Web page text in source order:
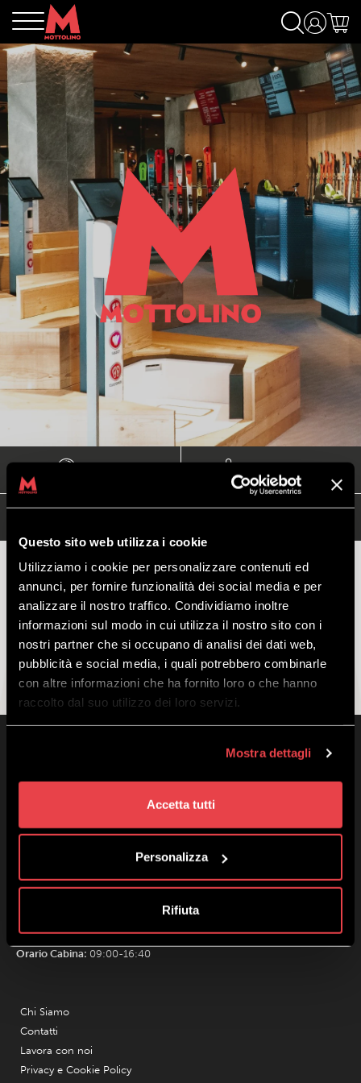
Questo sito web utilizza i cookie
Utilizziamo i cookie per personalizzare contenuti ed
annunci, per fornire funzionalità dei social media e per
analizzare il nostro traffico. Condividiamo inoltre
informazioni sul modo in cui utilizza il nostro sito con i
nostri partner che si occupano di analisi dei dati web,
pubblicità e social media, i quali potrebbero combinarle
con altre informazioni che ha fornito loro o che hanno
raccolto dal suo utilizzo dei loro servizi.
Mostra dettagli
Accetta tutti
Personalizza
Rifiuta
MTB E-BIKE EXCLUSIVE
Capitale Sociale € 8.772.000,00 – REA di Sondrio n. 41452
Copyright 2019 Mottolino S.p.A.- Sito Web:
Orario HQ Mottolino:08:30-18:00
Orario Cabina: 09:00-16:40
Chi Siamo
Contatti
Lavora con noi
Privacy e Cookie Policy